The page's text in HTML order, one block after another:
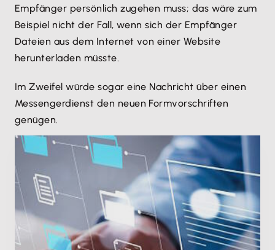
Empfänger persönlich zugehen muss; das wäre zum
Beispiel nicht der Fall, wenn sich der Empfänger
Dateien aus dem Internet von einer Website
herunterladen müsste.
Im Zweifel würde sogar eine Nachricht über einen
Messengerdienst den neuen Formvorschriften
genügen.